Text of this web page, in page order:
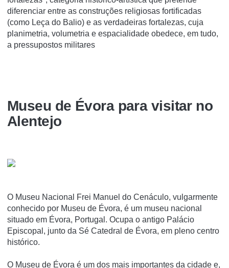
diferenciar entre as construções religiosas fortificadas
(como Leça do Balio) e as verdadeiras fortalezas, cuja
planimetria, volumetria e espacialidade obedece, em tudo,
a pressupostos militares
Museu de Évora para visitar no
Alentejo
O Museu Nacional Frei Manuel do Cenáculo, vulgarmente
conhecido por Museu de Évora, é um museu nacional
situado em Évora, Portugal. Ocupa o antigo Palácio
Episcopal, junto da Sé Catedral de Évora, em pleno centro
histórico.
O Museu de Évora é um dos mais importantes da cidade e,